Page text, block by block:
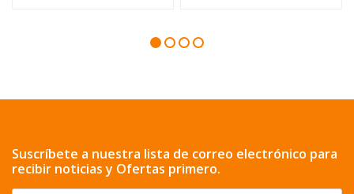
Suscríbete a nuestra lista de correo electrónico para
recibir noticias y Ofertas primero.